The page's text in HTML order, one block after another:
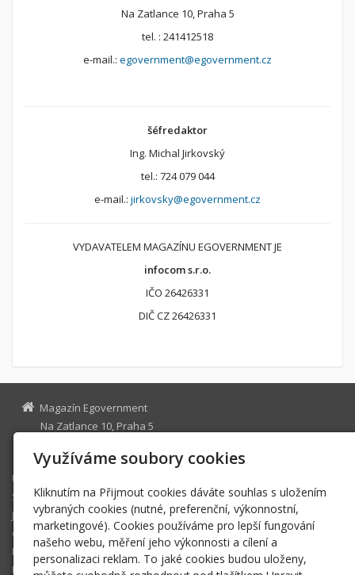
Na Zatlance 10, Praha 5
tel. : 241412518
e-mail.: egovernment@egovernment.cz
šéfredaktor
Ing. Michal Jirkovský
tel.: 724 079 044
e-mail.: jirkovsky@egovernment.cz
VYDAVATELEM MAGAZÍNU EGOVERNMENT JE
infocom s.r.o.
IČO 26426331
DIČ CZ 26426331
Magazín Egovernment
Na Zatlance 10, Praha 5
egovernment@egovernment.cz
Úvodní stránka
STUDIO
JIHLAVA
eOSOBNOST
ROK INFORMATIKY
MIKULOV
Využíváme soubory cookies
Kliknutím na Přijmout cookies dáváte souhlas s uložením
vybraných cookies (nutné, preferenční, výkonnostní,
marketingové). Cookies používáme pro lepší fungování
našeho webu, měření jeho výkonnosti a cílení a
personalizaci reklam. To jaké cookies budou uloženy,